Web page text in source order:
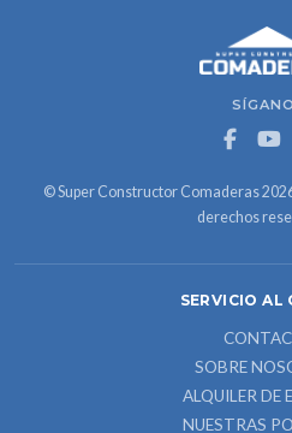
© Super Constructor Comaderas
derechos
SERVICIO AL
SOBRE
ALQUILER DE
NUESTRAS